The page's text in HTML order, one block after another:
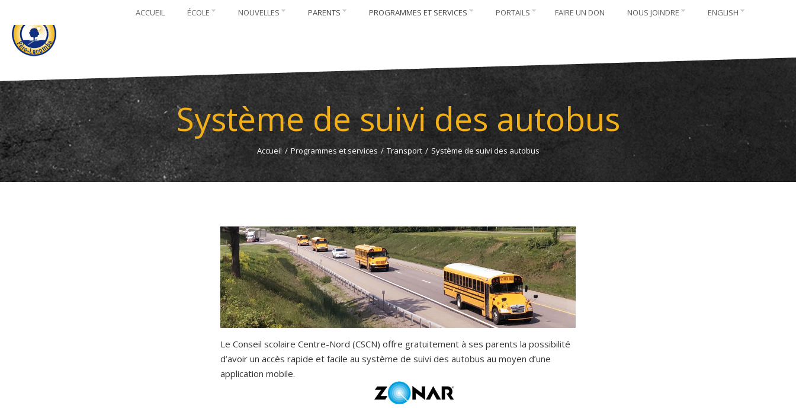
ACCUEIL ÉCOLE NOUVELLES PARENTS PROGRAMMES ET SERVICES PORTAILS FAIRE UN DON NOUS JOINDRE ENGLISH
Système de suivi des autobus
Accueil / Programmes et services / Transport / Système de suivi des autobus
Le Conseil scolaire Centre-Nord (CSCN) offre gratuitement à ses parents la possibilité
d’avoir un accès rapide et facile au système de suivi des autobus au moyen d’une
application mobile.